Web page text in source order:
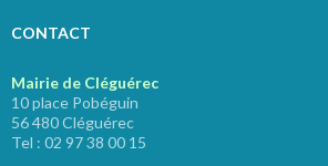
CONTACT
Mairie de Cléguérec
10 place Pobéguin
56 480 Cléguérec
Tel : 02 97 38 00 15